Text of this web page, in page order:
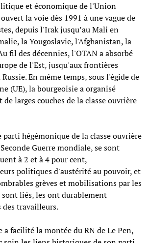
et économique de l'Union
la voie dès 1991 à une vague de
depuis l'Irak jusqu’au Mali en
la Yougoslavie, l'Afghanistan, la
fil des décennies, l'OTAN a absorbé
de l'Est, jusqu'aux frontières
En même temps, sous l'égide de
(UE), la bourgeoisie a organisé
larges couches de la classe ouvrière
parti hégémonique de la classe ouvrière
Guerre mondiale, se sont
à 2 et à 4 pour cent,
politiques d'austérité au pouvoir, et
grèves et mobilisations par les
liés, les ont durablement
des travailleurs.
facilité la montée du RN de Le Pen,